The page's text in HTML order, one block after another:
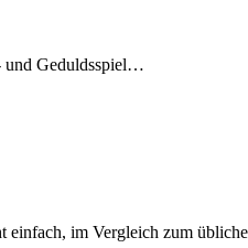
und Geduldsspiel…
im Vergleich zum